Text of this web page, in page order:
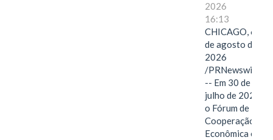
2026
16:13
CHICAGO, 6
de agosto de
2026
/PRNewswire/
-- Em 30 de
julho de 2026,
o Fórum de
Cooperação
Econômica e